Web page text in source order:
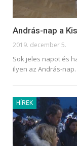
András-nap a
2019. december 5.
Sok jeles napot és
ilyen az András-
HÍREK